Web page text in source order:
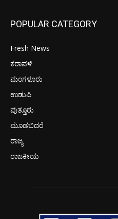
POPULAR CATEGORY
Fresh News
ಕರಾವಳಿ
ಮಂಗಳೂರು
ಉಡುಪಿ
ಪುತ್ತೂರು
ಮೂಡಬಿದರೆ
ರಾಜ್ಯ
ರಾಜಕೀಯ